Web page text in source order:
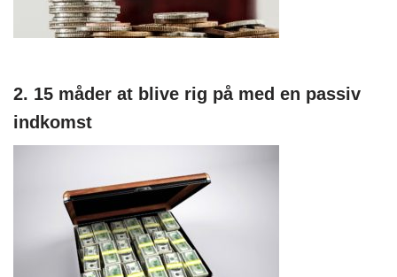
2. 15 måder at blive rig på med en passiv
indkomst